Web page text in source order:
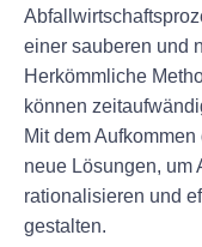
einer sauberen und
Herkömmliche
können
Mit dem
neue Lösungen, um
rationalisieren und
gestalten.